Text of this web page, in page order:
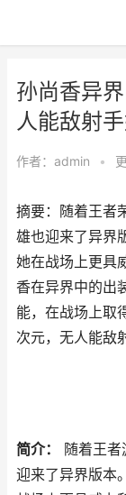
孙尚香异
人能敌射
作者： admin •
摘要：随着王者
雄也迎来了异界
她在战场上更具
香在异界中的出
能，在战场上取
次元，无人能敌
简介：
随着王
迎来了异界版本